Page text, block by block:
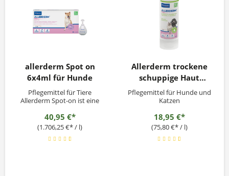
allerderm Spot on
6x4ml für Hunde
Pflegemittel für Tiere
Allerderm Spot-on ist eine
speziell für Hunde und
Katzen mit Imbalanzen der
Hautbarriere entwickelt
wurde: Schutz der
40,95 €*
(1.706,25 €* / l)
Allerderm trockene
schuppige Haut
Shampoo 250ml
Pflegemittel für Hunde und
Katzen
18,95 €*
(75,80 €* / l)